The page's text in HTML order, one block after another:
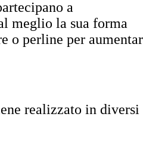
a
meglio la sua forma
o perline per
realizzato in diversi